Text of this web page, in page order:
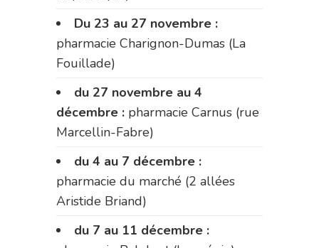
Du 23 au 27 novembre :
pharmacie Charignon-Dumas (La
Fouillade)
du 27 novembre au 4
décembre : pharmacie Carnus (rue
Marcellin-Fabre)
du 4 au 7 décembre :
pharmacie du marché (2 allées
Aristide Briand)
du 7 au 11 décembre :